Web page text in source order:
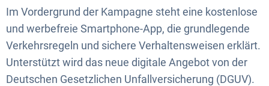
Im Vordergrund der Kampagne steht eine kostenlose
und werbefreie Smartphone-App, die grundlegende
Verkehrsregeln und sichere Verhaltensweisen erklärt.
Unterstützt wird das neue digitale Angebot von der
Deutschen Gesetzlichen Unfallversicherung (DGUV).